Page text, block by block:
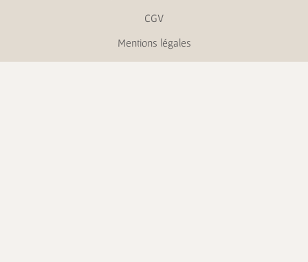
CGV
Mentions légales